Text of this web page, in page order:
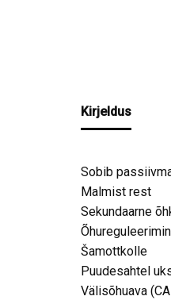
Kirjeldus
Sobib
Malmist rest
Sekundaarne
Šamottkolle
Puudesahtel
Välisõhuava